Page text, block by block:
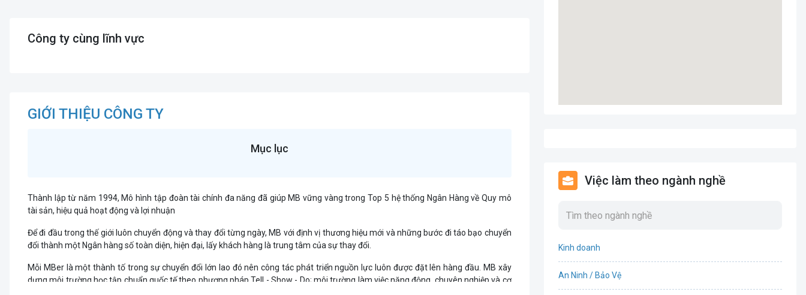
Công ty cùng lĩnh vực
GIỚI THIỆU CÔNG TY
Mục lục
Thành lập từ năm 1994, Mô hình tập đoàn tài chính đa năng đã giúp MB vững vàng trong Top 5 hệ thống Ngân Hàng về Quy mô
tài sản, hiệu quả hoạt động và lợi nhuận
Để đi đầu trong thế giới luôn chuyển động và thay đổi từng ngày, MB với định vị thương hiệu mới và những bước đi táo bạo chuyển
đổi thành một Ngân hàng số toàn diện, hiện đại, lấy khách hàng là trung tâm của sự thay đổi.
Mỗi MBer là một thành tố trong sự chuyển đổi lớn lao đó nên công tác phát triển nguồn lực luôn được đặt lên hàng đầu. MB xây
dựng môi trường học tập chuẩn quốc tế theo phương pháp Tell - Show - Do; môi trường làm việc năng động, chuyên nghiệp và cơ
Việc làm theo ngành nghề
Kinh doanh
An Ninh / Bảo Vệ